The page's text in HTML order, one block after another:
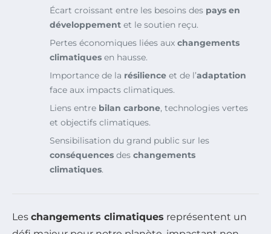
Écart croissant entre les besoins des pays en
développement et le soutien reçu.
Pertes économiques liées aux changements
climatiques en hausse.
Importance de la résilience et de l’adaptation
face aux impacts climatiques.
Liens entre bilan carbone, technologies vertes
et objectifs climatiques.
Sensibilisation du grand public sur les
conséquences des changements
climatiques.
Les changements climatiques représentent un